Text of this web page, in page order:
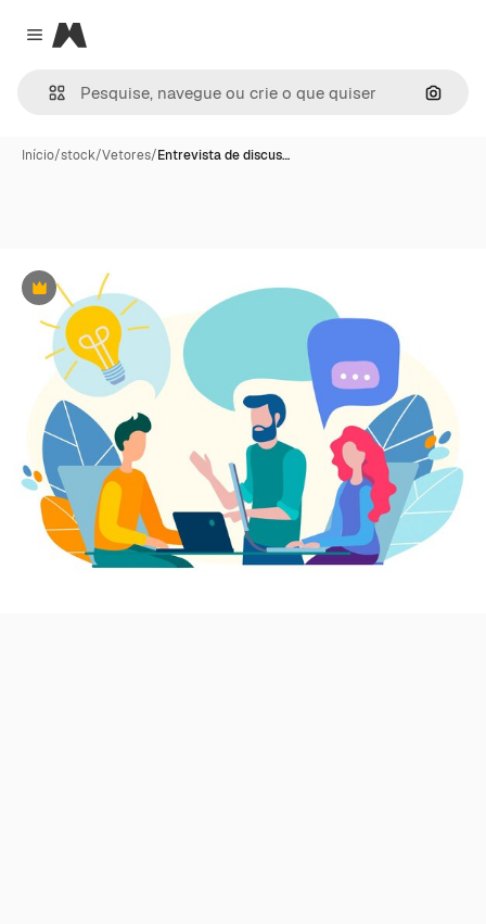
Close menu
Magnific
Início/stock/Vetores/Entrevista de discus…
Premium